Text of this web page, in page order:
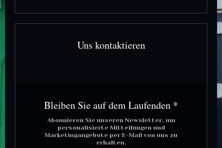
Uns kontaktieren
Bleiben Sie auf dem Laufenden *
Abonnieren Sie unseren Newsletter, um
personalisierte Mitteilungen und
Marketingangebote per E-Mail von uns zu
erhalten.